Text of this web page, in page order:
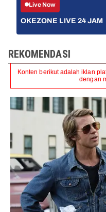
Live Now
OKEZONE LIVE 24 JAM